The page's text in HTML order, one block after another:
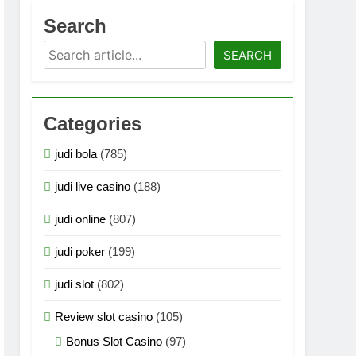
Secret City Gold
10 Months Ago
Cash XL
10 Months Ago
Pirate Golden Age
Jurassic Kingdom
House
Months Ago
Origins
Search
Search SEARCH
Categories
judi bola (785)
judi live casino (188)
judi online (807)
judi poker (199)
judi slot (802)
Review slot casino (105)
Bonus Slot Casino (97)